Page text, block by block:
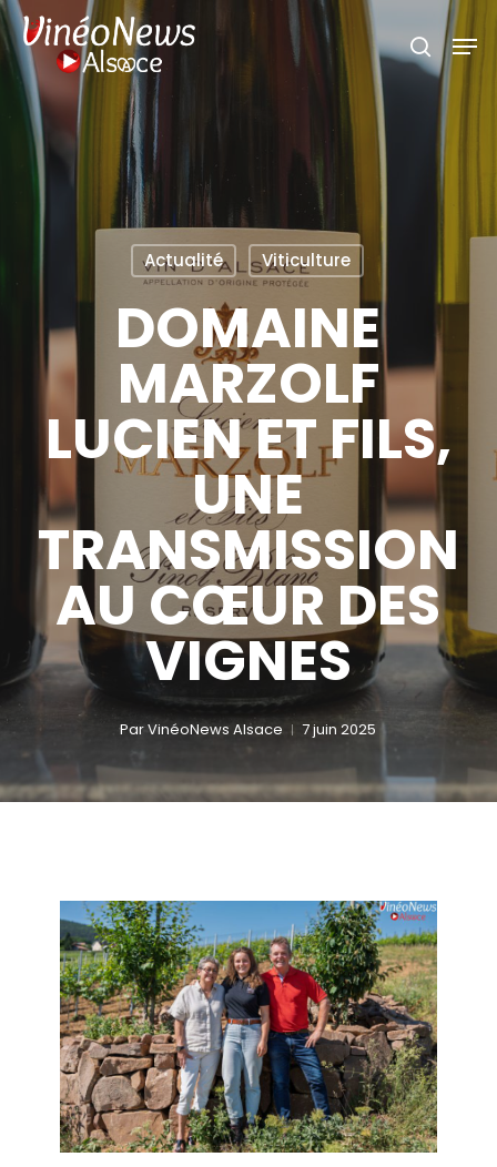
Skip
to
main
content
search
Actualité Viticulture
DOMAINE
MARZOLF
LUCIEN ET FILS,
UNE
TRANSMISSION
AU CŒUR DES
VIGNES
ParVinéoNews Alsace 7 juin 2025